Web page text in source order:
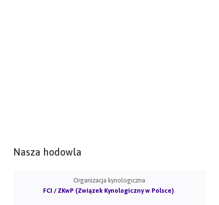
Nasza hodowla
Organizacja kynologiczna
FCI / ZKwP (Związek Kynologiczny w Polsce)